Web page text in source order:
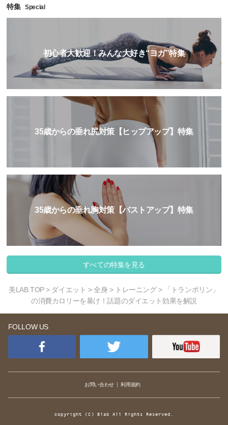
特集 Special
初心者大歓迎！みんな大好き“ヨガ”特集
35歳からの垂れ尻対策【ヒップアップ】特集
35歳からの垂れ胸対策【バストアップ】特集
すべての特集を見る
美LAB.TOP> ダイエット >全身 > トレーニング> 「トランポリン」
の消費カロリーを暴け！話題のダイエット効果を解説
FOLLOW US
お問い合わせ 利用規約
copyright (C) Blab All Rights Reserved.